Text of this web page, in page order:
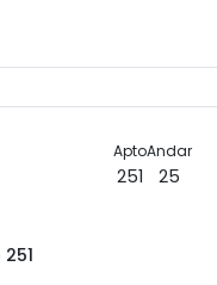
Apto
251
Andar
25